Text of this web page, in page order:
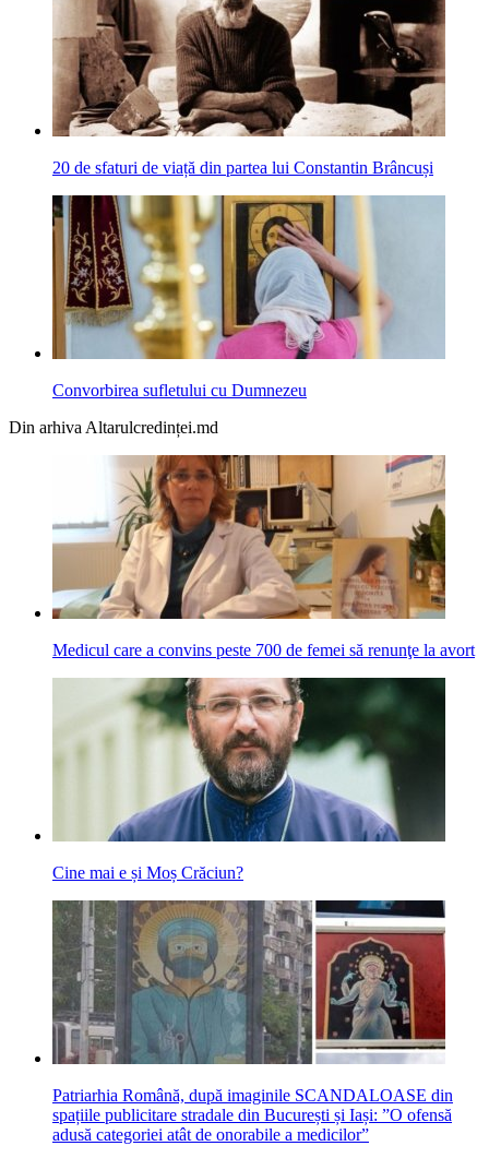
20 de sfaturi de viață din partea lui Constantin Brâncuși
Convorbirea sufletului cu Dumnezeu
Din arhiva Altarulcredinței.md
Medicul care a convins peste 700 de femei să renunţe la avort
Cine mai e și Moș Crăciun?
Patriarhia Română, după imaginile SCANDALOASE din
spațiile publicitare stradale din București și Iași: ”O ofensă
adusă categoriei atât de onorabile a medicilor”